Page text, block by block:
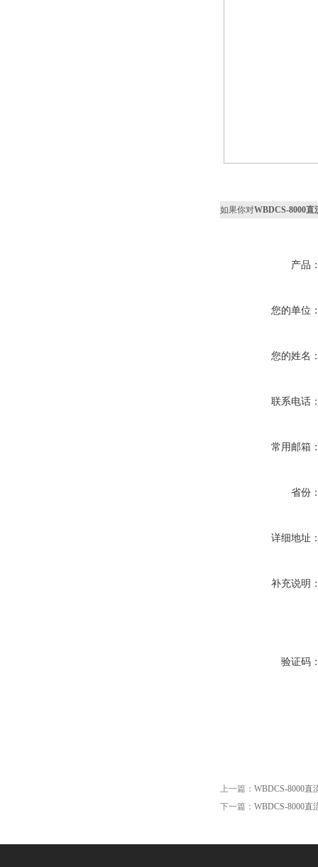
如果你对WBDCS-8000
产品
您的单位
您的姓名
联系电话
常用邮箱
省份
详细地址
补充说明
验证码
上一篇： WBDCS-8000直
下一篇： WBDCS-8000直